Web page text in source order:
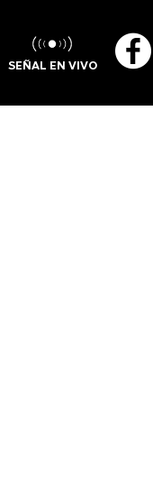
SEÑAL EN VIVO